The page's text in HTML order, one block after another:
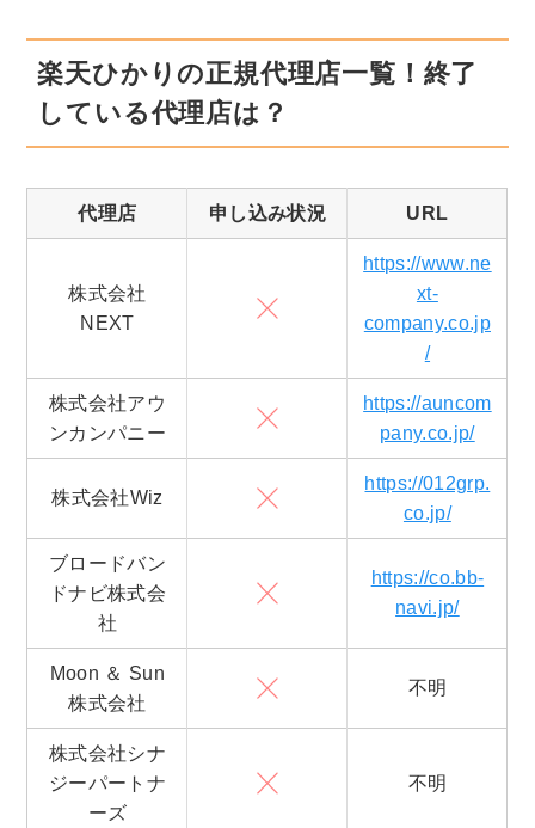
楽天ひかりの正規代理店一覧！終了
している代理店は？
代理店 申し込み状況 URL
株式会社
NEXT
https://www.ne
xt-
company.co.jp
/
株式会社アウ
ンカンパニー
https://auncom
pany.co.jp/
株式会社Wiz
https://012grp.
co.jp/
ブロードバン
ドナビ株式会
社
https://co.bb-
navi.jp/
Moon ＆ Sun
株式会社
不明
株式会社シナ
ジーパートナ
ーズ
不明